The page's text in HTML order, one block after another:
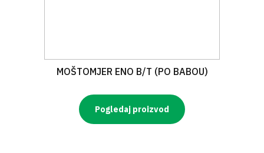
MOŠTOMJER ENO B/T (PO BABOU)
Pogledaj proizvod